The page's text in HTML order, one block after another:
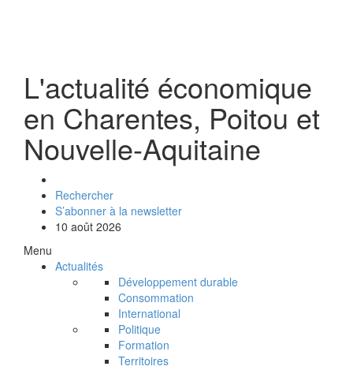
L'actualité économique
en Charentes, Poitou et
Nouvelle-Aquitaine
Rechercher
S’abonner à la newsletter
10 août 2026
Menu
Actualités
Développement durable
Consommation
International
Politique
Formation
Territoires